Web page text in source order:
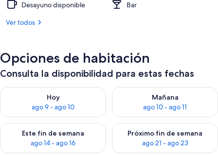
Desayuno disponible
Bar
Ver todos
Opciones de habitación
Consulta la disponibilidad para estas fechas
Hoy
ago 9 - ago 10
Consulta la disponibilidad para hoy ago 9 - ago 10
Mañana
ago 10 - ago 11
Consulta la disponibilidad
Este fin de semana
ago 14 - ago 16
Consulta la disponibilidad para este fin de semana ago 14 -
Próximo fin de semana
ago 21 - ago 23
Consulta la disponibilidad